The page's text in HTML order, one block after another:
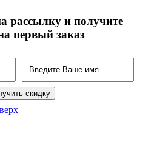
рассылку и получите
первый заказ